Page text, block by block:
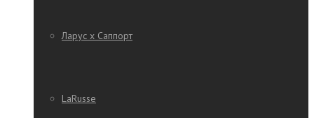
Ларус х Саппорт
LaRusse